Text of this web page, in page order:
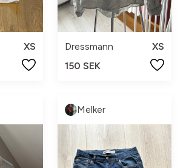
XS
Dressmann
XS
150 SEK
Melker